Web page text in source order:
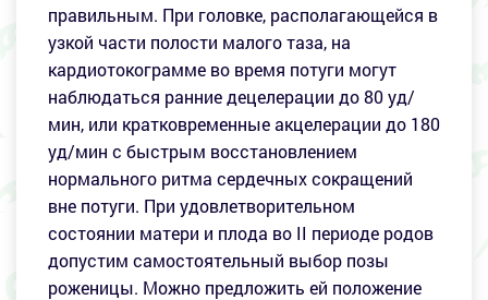
правильным. При головке, располагающейся в
узкой части полости малого таза, на
кардиотокограмме во время потуги могут
наблюдаться ранние децелерации до 80 уд/
мин, или кратковременные акцелерации до 180
уд/мин с быстрым восстановлением
нормального ритма сердечных сокращений
вне потуги. При удовлетворительном
состоянии матери и плода во II периоде родов
допустим самостоятельный выбор позы
роженицы. Можно предложить ей положение